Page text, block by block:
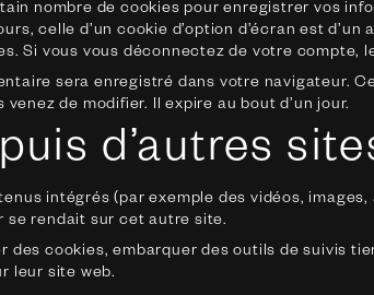
nombre de cookies pour enregistrer vos
celle d’un cookie d’option d’écran est d’un
Si vous vous déconnectez de votre compte,
sera enregistré dans votre navigateur.
de modifier. Il expire au bout d’un jour.
d’autres
intégrés (par exemple des vidéos,
se rendait sur cet autre site.
cookies, embarquer des outils de suivis
leur site web.